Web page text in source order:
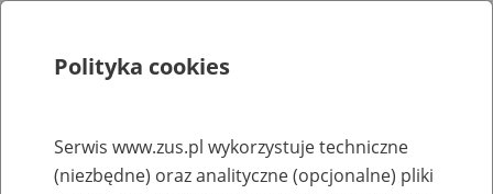
Rejestry, ewidencje i archiwa
Polityka cookies
Serwis www.zus.pl wykorzystuje techniczne
(niezbędne) oraz analityczne (opcjonalne) pliki